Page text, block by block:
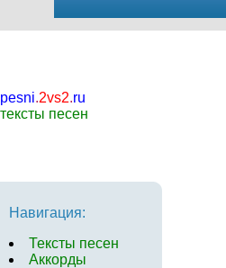
pesni.2vs2.ru
тексты песен
Навигация:
Тексты песен
Аккорды